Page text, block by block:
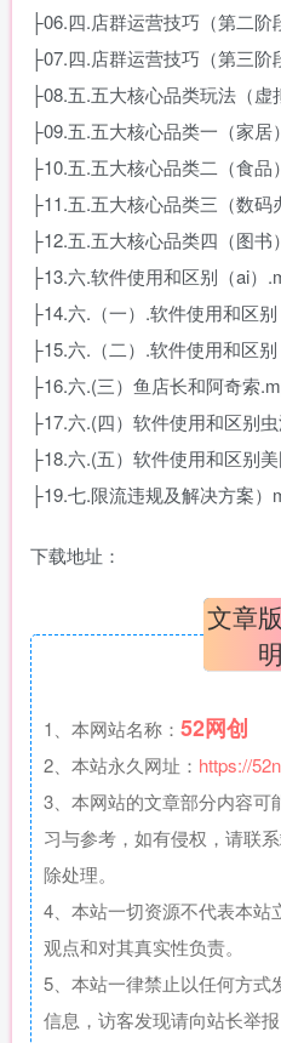
├06.四.店群运营技巧（第二阶
├07.四.店群运营技巧（第三阶
├08.五.五大核心品类玩法（虚
├09.五.五大核心品类一（家居
├10.五.五大核心品类二（食品
├11.五.五大核心品类三（数码
├12.五.五大核心品类四（图书
├13.六.软件使用和区别（ai）
├14.六.（一）.软件使用和区
├15.六.（二）.软件使用和区
├16.六.(三）鱼店长和阿奇索
├17.六.(四）软件使用和区别
├18.六.(五）软件使用和区别
├19.七.限流违规及解决方案）
下载地址：
文章
明
1、本网站名称： 52网创
2、本站永久网址： https://
3、本网站的文章部分内容可
习与参考，如有侵权，请联
除处理。
4、本站一切资源不代表本站
观点和对其真实性负责。
5、本站一律禁止以任何方式
信息，访客发现请向站长举报